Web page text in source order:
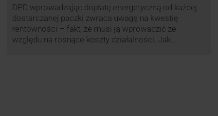
DPD wprowadzając dopłatę energetyczną od każdej
dostarczanej paczki zwraca uwagę na kwestię
rentowności – fakt, że musi ją wprowadzić ze
względu na rosnące koszty działalności. Jak